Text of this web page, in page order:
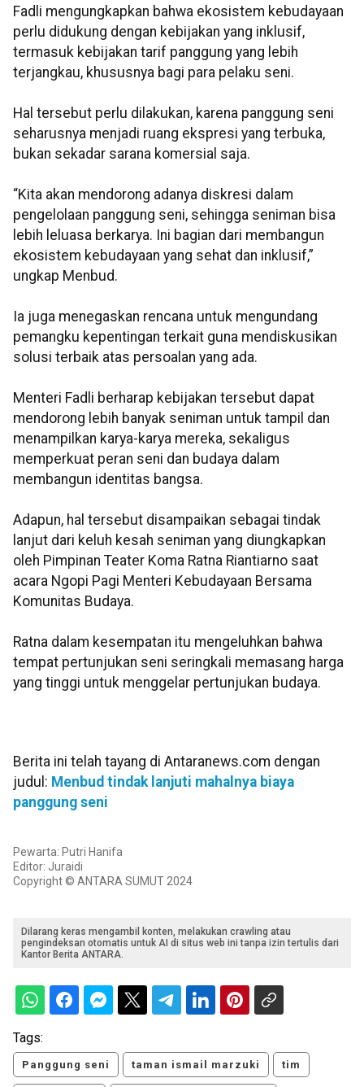
Fadli mengungkapkan bahwa ekosistem kebudayaan
perlu didukung dengan kebijakan yang inklusif,
termasuk kebijakan tarif panggung yang lebih
terjangkau, khususnya bagi para pelaku seni.
Hal tersebut perlu dilakukan, karena panggung seni
seharusnya menjadi ruang ekspresi yang terbuka,
bukan sekadar sarana komersial saja.
“Kita akan mendorong adanya diskresi dalam
pengelolaan panggung seni, sehingga seniman bisa
lebih leluasa berkarya. Ini bagian dari membangun
ekosistem kebudayaan yang sehat dan inklusif,”
ungkap Menbud.
Ia juga menegaskan rencana untuk mengundang
pemangku kepentingan terkait guna mendiskusikan
solusi terbaik atas persoalan yang ada.
Menteri Fadli berharap kebijakan tersebut dapat
mendorong lebih banyak seniman untuk tampil dan
menampilkan karya-karya mereka, sekaligus
memperkuat peran seni dan budaya dalam
membangun identitas bangsa.
Adapun, hal tersebut disampaikan sebagai tindak
lanjut dari keluh kesah seniman yang diungkapkan
oleh Pimpinan Teater Koma Ratna Riantiarno saat
acara Ngopi Pagi Menteri Kebudayaan Bersama
Komunitas Budaya.
Ratna dalam kesempatan itu mengeluhkan bahwa
tempat pertunjukan seni seringkali memasang harga
yang tinggi untuk menggelar pertunjukan budaya.
Berita ini telah tayang di Antaranews.com dengan
judul: Menbud tindak lanjuti mahalnya biaya
panggung seni
Pewarta: Putri Hanifa
Editor: Juraidi
Copyright © ANTARA SUMUT 2024
Dilarang keras mengambil konten, melakukan crawling atau
pengindeksan otomatis untuk AI di situs web ini tanpa izin tertulis dari
Kantor Berita ANTARA.
Tags:
Panggung seni taman ismail marzuki tim